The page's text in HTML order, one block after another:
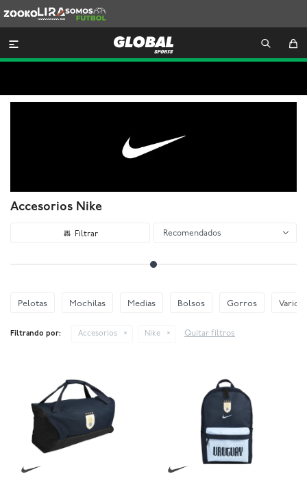
Lira
Somos
Futbol

Accesorios Nike
Recomendados
Pelotas Mochilas Medias Bolsos Gorros Varios
Filtrando por: Accesorios Nike Quitar filtros